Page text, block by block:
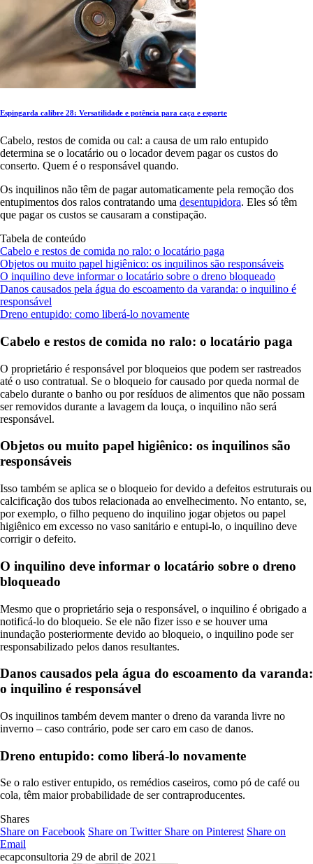
Espingarda calibre 28: Versatilidade e potência para caça e esporte
Cabelo, restos de comida ou cal: a causa de um ralo entupido
determina se o locatário ou o locador devem pagar os custos do
conserto. Quem é o responsável quando.
Os inquilinos não têm de pagar automaticamente pela remoção dos
entupimentos dos ralos contratando uma desentupidora. Eles só têm
que pagar os custos se causaram a constipação.
Tabela de conteúdo
Cabelo e restos de comida no ralo: o locatário paga
Objetos ou muito papel higiênico: os inquilinos são responsáveis
O inquilino deve informar o locatário sobre o dreno bloqueado
Danos causados ​​pela água do escoamento da varanda: o inquilino é
responsável
Dreno entupido: como liberá-lo novamente
Cabelo e restos de comida no ralo: o locatário paga
O proprietário é responsável por bloqueios que podem ser rastreados
até o uso contratual. Se o bloqueio for causado por queda normal de
cabelo durante o banho ou por resíduos de alimentos que não possam
ser removidos durante a lavagem da louça, o inquilino não será
responsável.
Objetos ou muito papel higiênico: os inquilinos são
responsáveis
Isso também se aplica se o bloqueio for devido a defeitos estruturais ou
calcificação dos tubos relacionada ao envelhecimento. No entanto, se,
por exemplo, o filho pequeno do inquilino jogar objetos ou papel
higiênico em excesso no vaso sanitário e entupi-lo, o inquilino deve
corrigir o defeito.
O inquilino deve informar o locatário sobre o dreno
bloqueado
Mesmo que o proprietário seja o responsável, o inquilino é obrigado a
notificá-lo do bloqueio. Se ele não fizer isso e se houver uma
inundação posteriormente devido ao bloqueio, o inquilino pode ser
responsabilizado pelos danos resultantes.
Danos causados ​​pela água do escoamento da varanda:
o inquilino é responsável
Os inquilinos também devem manter o dreno da varanda livre no
inverno – caso contrário, pode ser caro em caso de danos.
Dreno entupido: como liberá-lo novamente
Se o ralo estiver entupido, os remédios caseiros, como pó de café ou
cola, têm maior probabilidade de ser contraproducentes.
Shares
Share on Facebook Share on Twitter Share on Pinterest Share on
Email
ecapconsultoria 29 de abril de 2021